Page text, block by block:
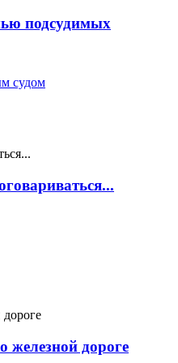
подсудимых
судом
железной дороге